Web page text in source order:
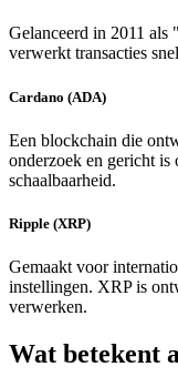
Gelanceerd in 2011
verwerkt transacties
Cardano (ADA)
Een blockchain die
onderzoek en gericht is
schaalbaarheid.
Ripple (XRP)
Gemaakt voor
instellingen. XRP is
verwerken.
Wat betekent